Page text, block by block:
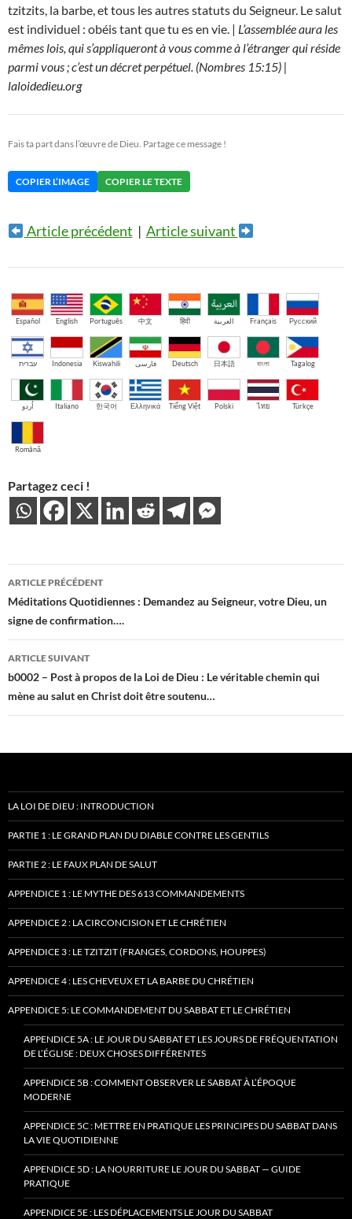
tzitzits, la barbe, et tous les autres statuts du Seigneur. Le salut
est individuel : obéis tant que tu es en vie. | L’assemblée aura les
mêmes lois, qui s’appliqueront à vous comme à l’étranger qui réside
parmi vous ; c’est un décret perpétuel. (Nombres 15:15) |
laloidedieu.org
Fais ta part dans l’œuvre de Dieu. Partage ce message !
COPIER L’IMAGE COPIER LE TEXTE
Article précédent | Article suivant
Español English Português 中文 हिंदी العربية Français Русский
עברית Indonesia Kiswahili فارسی Deutsch 日本語 বাংলা Tagalog
اُردو Italiano 한국어 Ελληνικά Tiếng Việt Polski ไทย Türkçe
Română
Partagez ceci !
Navigation
des
articles
ARTICLE PRÉCÉDENT
Méditations Quotidiennes : Demandez au Seigneur, votre Dieu, un
signe de confirmation….
ARTICLE SUIVANT
b0002 – Post à propos de la Loi de Dieu : Le véritable chemin qui
mène au salut en Christ doit être soutenu…
LA LOI DE DIEU : INTRODUCTION
PARTIE 1 : LE GRAND PLAN DU DIABLE CONTRE LES GENTILS
PARTIE 2 : LE FAUX PLAN DE SALUT
APPENDICE 1 : LE MYTHE DES 613 COMMANDEMENTS
APPENDICE 2 : LA CIRCONCISION ET LE CHRÉTIEN
APPENDICE 3 : LE TZITZIT (FRANGES, CORDONS, HOUPPES)
APPENDICE 4 : LES CHEVEUX ET LA BARBE DU CHRÉTIEN
APPENDICE 5: LE COMMANDEMENT DU SABBAT ET LE CHRÉTIEN
APPENDICE 5A : LE JOUR DU SABBAT ET LES JOURS DE FRÉQUENTATION
DE L’ÉGLISE : DEUX CHOSES DIFFÉRENTES
APPENDICE 5B : COMMENT OBSERVER LE SABBAT À L’ÉPOQUE
MODERNE
APPENDICE 5C : METTRE EN PRATIQUE LES PRINCIPES DU SABBAT DANS
LA VIE QUOTIDIENNE
APPENDICE 5D : LA NOURRITURE LE JOUR DU SABBAT — GUIDE
PRATIQUE
APPENDICE 5E : LES DÉPLACEMENTS LE JOUR DU SABBAT